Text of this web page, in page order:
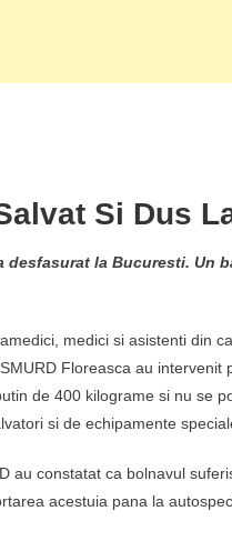
Si Dus
la Bucuresti. Un
medici si asistenti din
Floreasca au
de 400 kilograme si nu se
si de echipamente
au constatat ca bolnavul
acestuia pana la